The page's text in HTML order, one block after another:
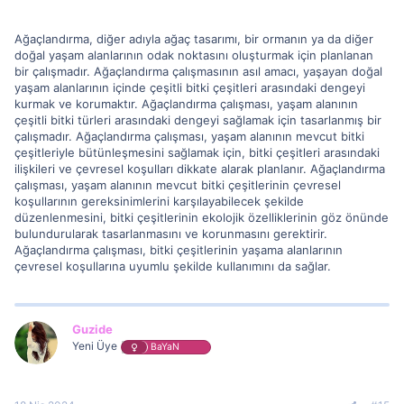
Ağaçlandırma, diğer adıyla ağaç tasarımı, bir ormanın ya da diğer
doğal yaşam alanlarının odak noktasını oluşturmak için planlanan
bir çalışmadır. Ağaçlandırma çalışmasının asıl amacı, yaşayan doğal
yaşam alanlarının içinde çeşitli bitki çeşitleri arasındaki dengeyi
kurmak ve korumaktır. Ağaçlandırma çalışması, yaşam alanının
çeşitli bitki türleri arasındaki dengeyi sağlamak için tasarlanmış bir
çalışmadır. Ağaçlandırma çalışması, yaşam alanının mevcut bitki
çeşitleriyle bütünleşmesini sağlamak için, bitki çeşitleri arasındaki
ilişkileri ve çevresel koşulları dikkate alarak planlanır. Ağaçlandırma
çalışması, yaşam alanının mevcut bitki çeşitlerinin çevresel
koşullarının gereksinimlerini karşılayabilecek şekilde
düzenlenmesini, bitki çeşitlerinin ekolojik özelliklerinin göz önünde
bulundurularak tasarlanmasını ve korunmasını gerektirir.
Ağaçlandırma çalışması, bitki çeşitlerinin yaşama alanlarının
çevresel koşullarına uyumlu şekilde kullanımını da sağlar.
Guzide
Yeni Üye BaYaN